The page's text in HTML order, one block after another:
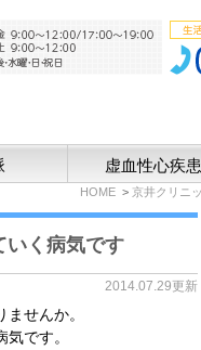
虚血性心疾患
HOME
いく病気です
2014.07.29更新
せんか。
です。